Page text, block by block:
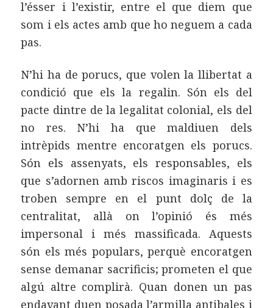
l’ésser i l’existir, entre el que diem que
som i els actes amb que ho neguem a cada
pas.
N’hi ha de porucs, que volen la llibertat a
condició que els la regalin. Són els del
pacte dintre de la legalitat colonial, els del
no res. N’hi ha que maldiuen dels
intrèpids mentre encoratgen els porucs.
Són els assenyats, els responsables, els
que s’adornen amb riscos imaginaris i es
troben sempre en el punt dolç de la
centralitat, allà on l’opinió és més
impersonal i més massificada. Aquests
són els més populars, perquè encoratgen
sense demanar sacrificis; prometen el que
algú altre complirà. Quan donen un pas
endavant duen posada l’armilla antibales i